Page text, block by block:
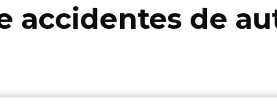
accidentes de